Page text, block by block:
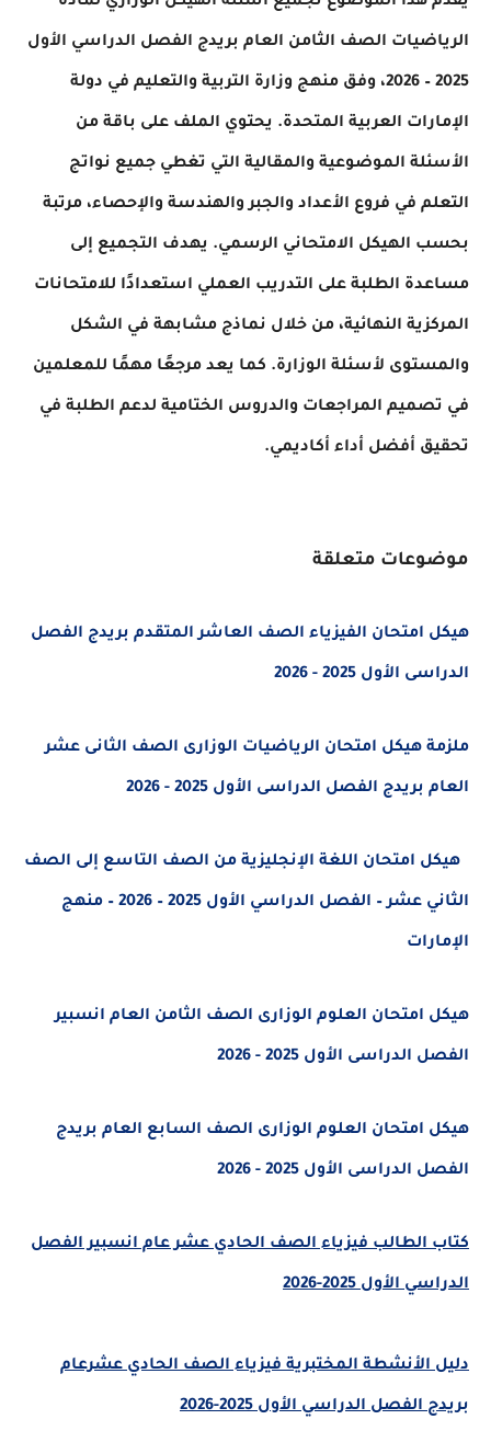
الرياضيات الصف الثامن العام بريدج الفصل الدراسي الأول
2025 – 2026، وفق منهج وزارة التربية والتعليم في دولة
الإمارات العربية المتحدة. يحتوي الملف على باقة من
الأسئلة الموضوعية والمقالية التي تغطي جميع نواتج
التعلم في فروع الأعداد والجبر والهندسة والإحصاء، مرتبة
بحسب الهيكل الامتحاني الرسمي. يهدف التجميع إلى
مساعدة الطلبة على التدريب العملي استعدادًا للامتحانات
المركزية النهائية، من خلال نماذج مشابهة في الشكل
والمستوى لأسئلة الوزارة. كما يعد مرجعًا مهمًا للمعلمين
في تصميم المراجعات والدروس الختامية لدعم الطلبة في
تحقيق أفضل أداء أكاديمي.
موضوعات متعلقة
هيكل امتحان الفيزياء الصف العاشر المتقدم بريدج الفصل
الدراسى الأول 2025 - 2026
ملزمة هيكل امتحان الرياضيات الوزارى الصف الثانى عشر
العام بريدج الفصل الدراسى الأول 2025 - 2026
هيكل امتحان اللغة الإنجليزية من الصف التاسع إلى الصف
الثاني عشر – الفصل الدراسي الأول 2025 – 2026 – منهج
الإمارات
هيكل امتحان العلوم الوزارى الصف الثامن العام انسبير
الفصل الدراسى الأول 2025 - 2026
هيكل امتحان العلوم الوزارى الصف السابع العام بريدج
الفصل الدراسى الأول 2025 - 2026
كتاب الطالب فيزياء الصف الحادي عشر عام انسبير الفصل
الدراسي الأول 2025-2026
دليل الأنشطة المختبرية فيزياء الصف الحادي عشرعام
بريدج الفصل الدراسي الأول 2025-2026